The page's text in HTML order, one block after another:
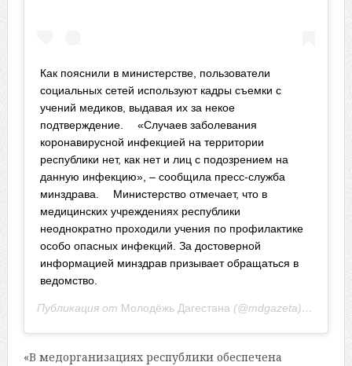
Как пояснили в министерстве, пользователи
социальных сетей используют кадры съемки с
учений медиков, выдавая их за некое
подтверждение. ⠀ «Случаев заболевания
коронавирусной инфекцией на территории
республики нет, как нет и лиц с подозрением на
данную инфекцию», – сообщила пресс-служба
минздрава. ⠀ Министерство отмечает, что в
медицинских учреждениях республики
неоднократно проходили учения по профилактике
особо опасных инфекций. За достоверной
информацией минздрав призывает обращаться в
ведомство.
Публикация от Молодёжь Дагестана(@mdgazeta) 3 Мар
«В медорганизациях республики обеспечена